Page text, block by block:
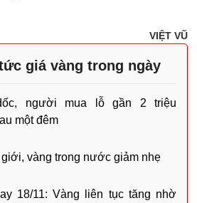
VIỆT VŨ
giá vàng trong ngày
người mua lỗ gần 2 triệu
một đêm
vàng trong nước giảm nhẹ
18/11: Vàng liên tục tăng nhờ